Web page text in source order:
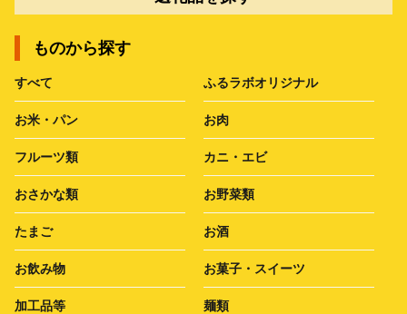
ものから探す
すべて ふるラボオリジナル
お米・パン お肉
フルーツ類 カニ・エビ
おさかな類 お野菜類
たまご お酒
お飲み物 お菓子・スイーツ
加工品等 麺類